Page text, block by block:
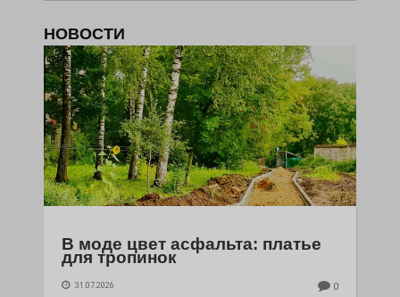
НОВОСТИ
В моде цвет асфальта: платье
для тропинок
31.07.2026 0